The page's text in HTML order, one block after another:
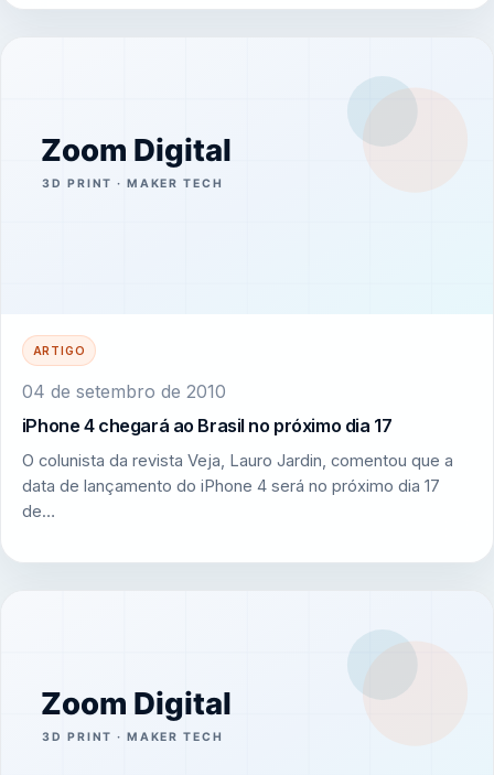
ARTIGO
04 de setembro de 2010
iPhone 4 chegará ao Brasil no próximo dia 17
O colunista da revista Veja, Lauro Jardin, comentou que a
data de lançamento do iPhone 4 será no próximo dia 17
de…